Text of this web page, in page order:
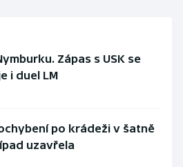
Zápas s USK se
i duel LM
po krádeži v šatně
uzavřela